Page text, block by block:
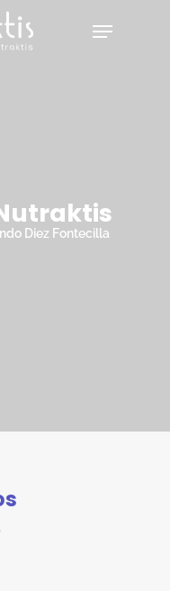
Menu
Diez Fontecilla